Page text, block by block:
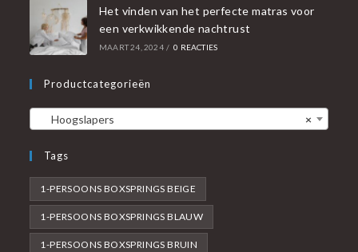
Het vinden van het perfecte matras voor
een verkwikkende nachtrust
MAART 24, 2024 / 0 REACTIES
Productcategorieën
×
Hoogslapers
Tags
1-PERSOONS BOXSPRINGS BEIGE
1-PERSOONS BOXSPRINGS BLAUW
1-PERSOONS BOXSPRINGS BRUIN